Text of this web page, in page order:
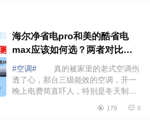
海尔净省电pro和美的酷省电
max应该如何选？两者对比哪
款好
#空调#
真的被家里的老式空调伤
透了心，那台三级能效的空调，开一
晚上电费简直吓人，特别是冬天制热
有了被这老式空调“背刺”的经历，我...
179 0